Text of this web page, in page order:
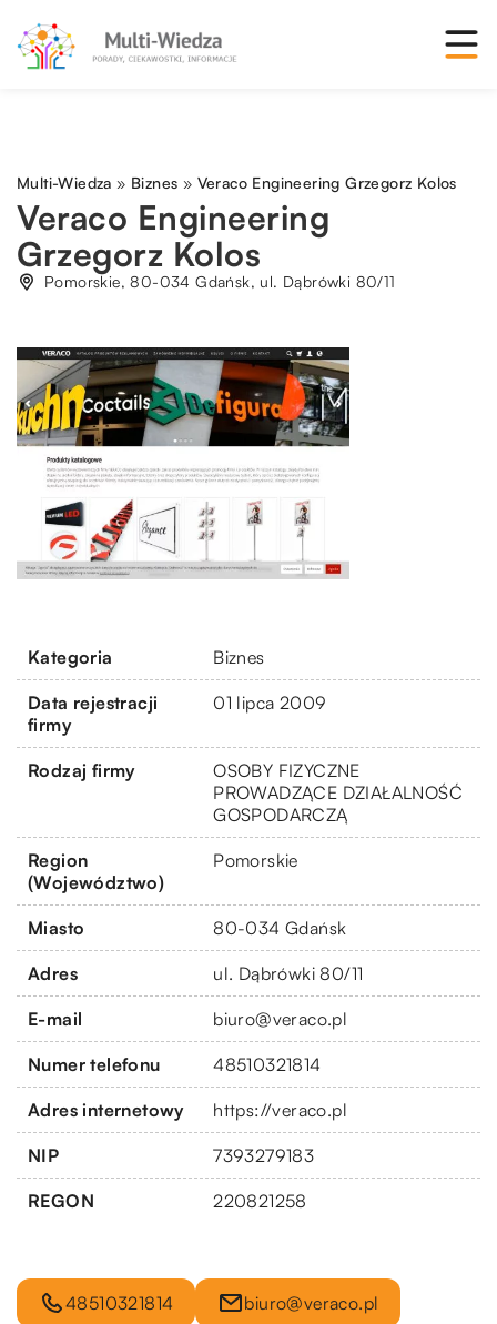
Multi-Wiedza » Biznes » Veraco Engineering Grzegorz Kolos
Veraco Engineering
Grzegorz Kolos
Pomorskie, 80-034 Gdańsk, ul. Dąbrówki 80/11
Kategoria Biznes
Data rejestracji
firmy
01 lipca 2009
Rodzaj firmy
OSOBY FIZYCZNE
PROWADZĄCE DZIAŁALNOŚĆ
GOSPODARCZĄ
Region
(Województwo)
Pomorskie
Miasto 80-034 Gdańsk
Adres ul. Dąbrówki 80/11
E-mail biuro@veraco.pl
Numer telefonu 48510321814
Adres internetowy https://veraco.pl
NIP 7393279183
REGON 220821258
48510321814 biuro@veraco.pl